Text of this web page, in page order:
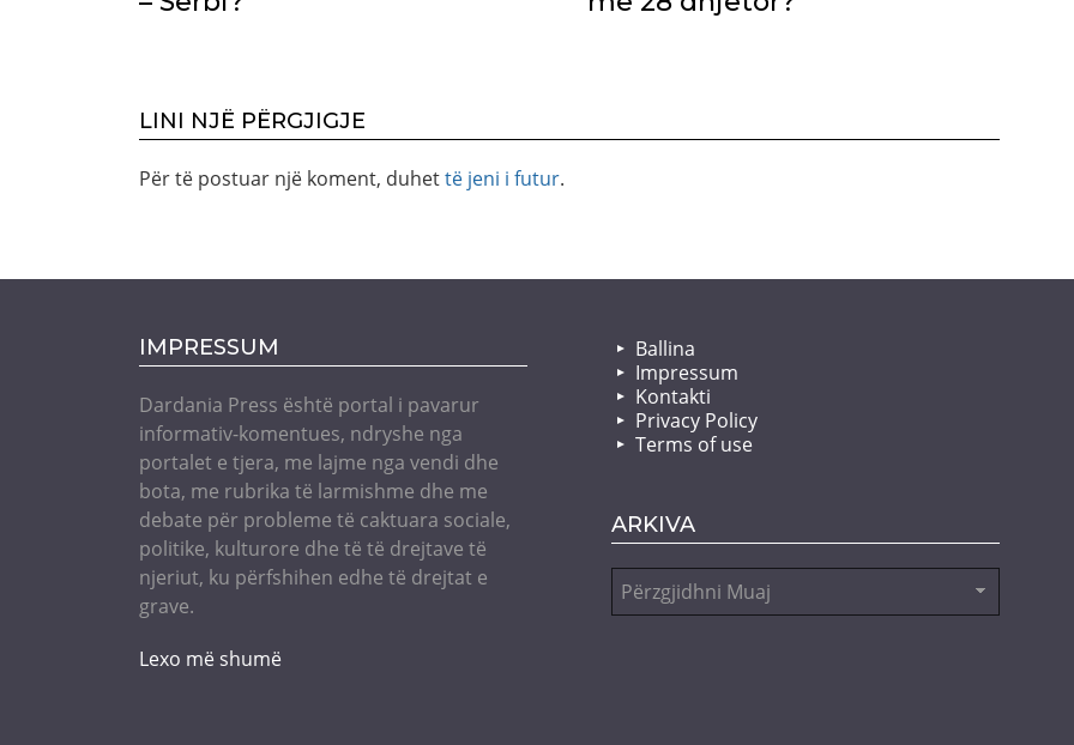
LINI NJË PËRGJIGJE
Për të postuar një koment, duhettë jeni i futur.
IMPRESSUM
Dardania Press është portal i pavarur
informativ-komentues, ndryshe nga
portalet e tjera, me lajme nga vendi dhe
bota, me rubrika të larmishme dhe me
debate për probleme të caktuara sociale,
politike, kulturore dhe të të drejtave të
njeriut, ku përfshihen edhe të drejtat e
grave.
Lexo më shumë
Ballina
Impressum
Kontakti
Privacy Policy
Terms of use
ARKIVA